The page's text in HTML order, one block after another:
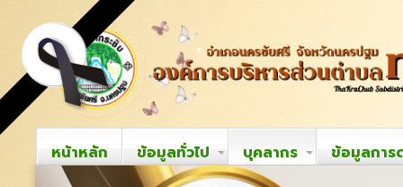
หน้าหลัก ข้อมูลทั่วไป บุคลากร ข้อมูลการ